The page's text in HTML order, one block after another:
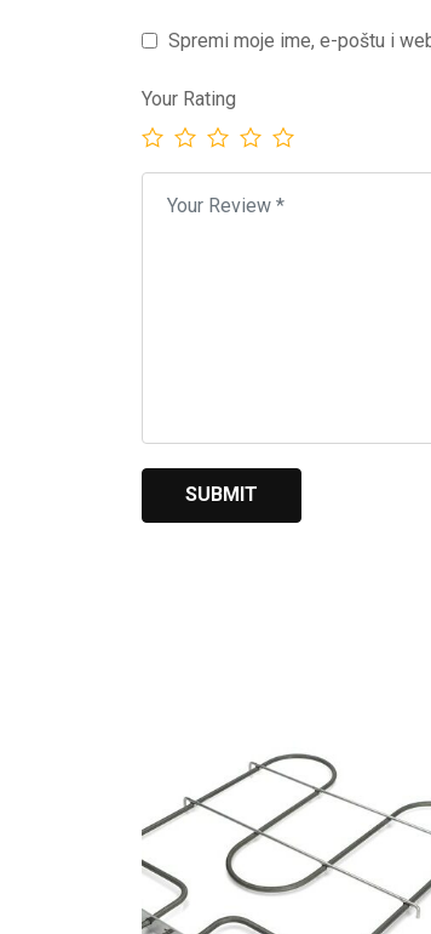
Spremi moje ime, e-poštu i
Your Rating